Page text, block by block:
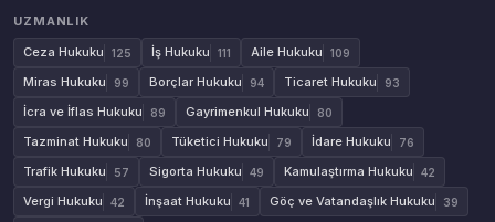
UZMANLIK
Ceza Hukuku
125 İş Hukuku 111 Aile Hukuku 109
Miras Hukuku 99 Borçlar Hukuku 94 Ticaret Hukuku 93
İcra ve İflas Hukuku 89 Gayrimenkul Hukuku 80
Tazminat Hukuku 80 Tüketici Hukuku 79 İdare Hukuku 76
Trafik Hukuku 57 Sigorta Hukuku 49 Kamulaştırma Hukuku 42
Vergi Hukuku 42 İnşaat Hukuku 41 Göç ve Vatandaşlık Hukuku 39